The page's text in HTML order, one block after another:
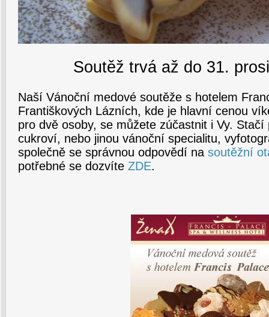
Soutěž trvá až do 31.
Naší Vánoční medové soutěže s hotelem
Františkových Lázních, kde je hlavní cenou
pro dvě osoby, se můžete zúčastnit i Vy.
cukroví, nebo jinou vánoční specialitu,
společně se správnou odpovědí na soutěžní
potřebné se dozvíte ZDE.